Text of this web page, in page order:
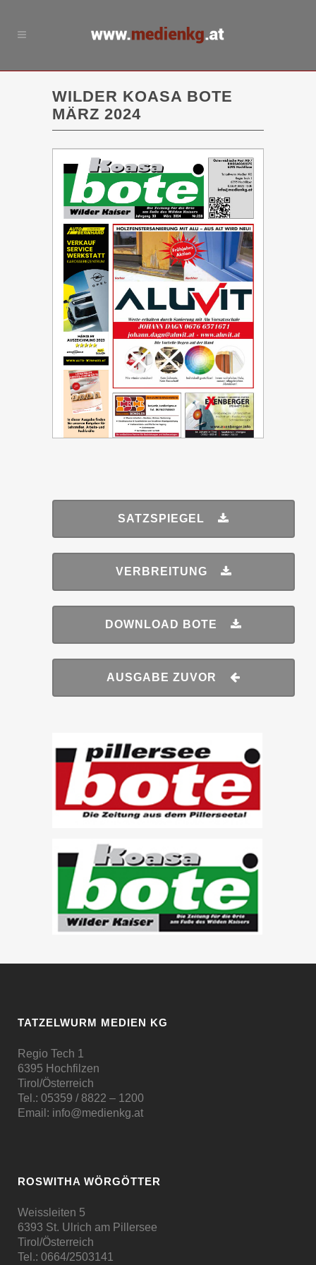
WILDER KOASA BOTE
MÄRZ 2024
SATZSPIEGEL
VERBREITUNG
DOWNLOAD BOTE
AUSGABE ZUVOR
TATZELWURM MEDIEN KG
Regio Tech 1
6395 Hochfilzen
Tirol/Österreich
Tel.: 05359 / 8822 – 1200
Email: info@medienkg.at
ROSWITHA WÖRGÖTTER
Weissleiten 5
6393 St. Ulrich am Pillersee
Tirol/Österreich
Tel.: 0664/2503141